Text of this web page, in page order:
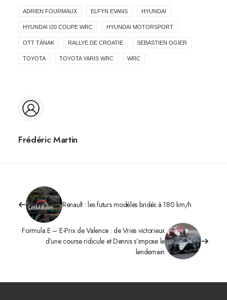
ADRIEN FOURMAUX ELFYN EVANS HYUNDAI
HYUNDAI I20 COUPE WRC HYUNDAI MOTORSPORT
OTT TÄNAK RALLYE DE CROATIE SEBASTIEN OGIER
TOYOTA TOYOTA YARIS WRC WRC
Frédéric Martin
Renault : les futurs modèles bridés à 180 km/h
Formula E – E-Prix de Valence : de Vries victorieux
d’une course ridicule et Dennis s’impose le
lendemain